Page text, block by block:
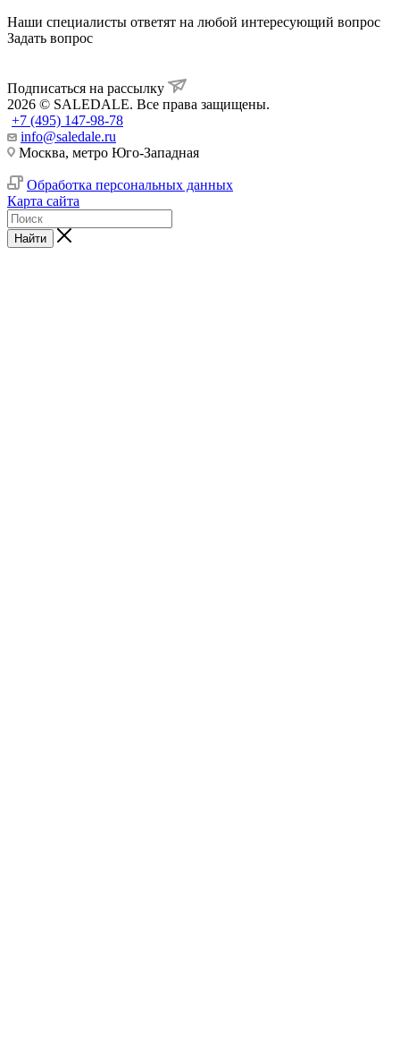
Наши специалисты ответят на любой интересующий вопрос
Задать вопрос
Подписаться на рассылку
2026 © SALEDALE. Все права защищены.
+7 (495) 147-98-78
info@saledale.ru
Москва, метро Юго-Западная
Обработка персональных данных
Карта сайта
Найти